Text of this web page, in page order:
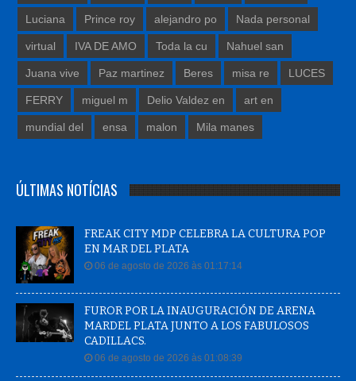
Luciana Prince roy alejandro po Nada personal
virtual IVA DE AMO Toda la cu Nahuel san
Juana vive Paz martinez Beres misa re LUCES
FERRY miguel m Delio Valdez en art en
mundial del ensa malon Mila manes
ÚLTIMAS NOTÍCIAS
FREAK CITY MDP CELEBRA LA CULTURA POP
EN MAR DEL PLATA
06 de agosto de 2026 às 01:17:14
FUROR POR LA INAUGURACIÓN DE ARENA
MARDEL PLATA JUNTO A LOS FABULOSOS
CADILLACS.
06 de agosto de 2026 às 01:08:39